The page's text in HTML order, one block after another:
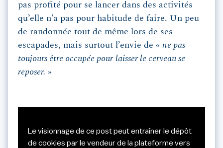
pas profité pour se lancer dans des activités
qu’elle n’a pas pour habitude de faire. Un peu
de randonnée tout de même lors de ses
escapades, mais surtout l’envie de « ne pas
toujours être occupée pour laisser le cerveau se
reposer. »
Le visionnage de ce post peut entraîner le dépôt
de cookies par le vendeur de la plateforme vers